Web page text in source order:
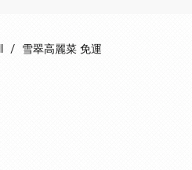
雪翠高麗菜 免運